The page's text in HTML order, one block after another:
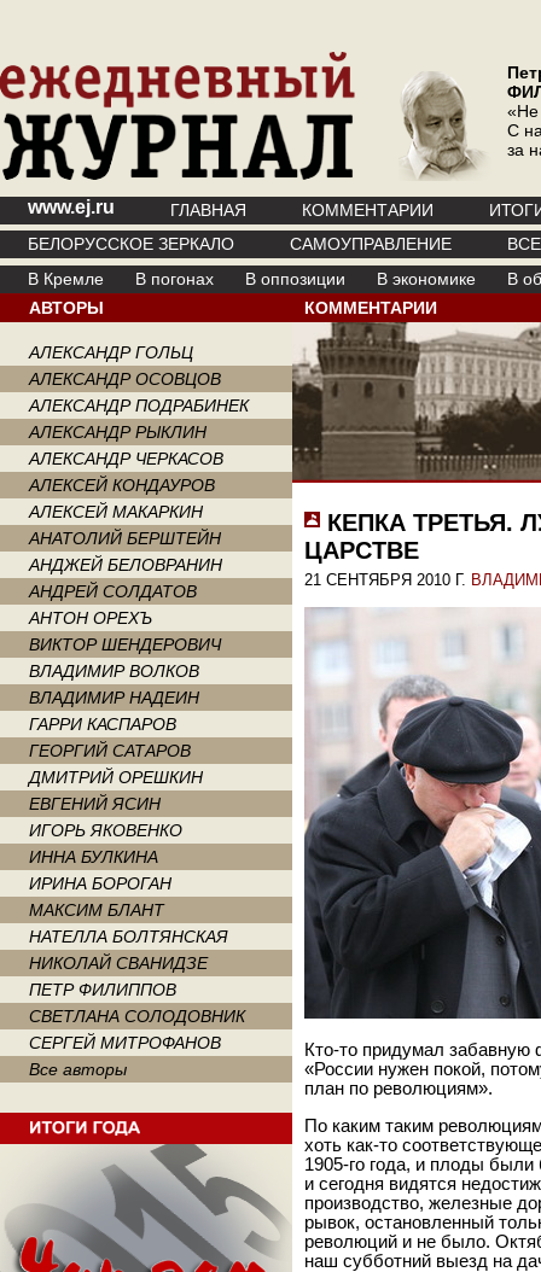
«Не
С
за
www.ej.ru ГЛАВНАЯ КОММЕНТАРИИ
БЕЛОРУССКОЕ ЗЕРКАЛО
САМОУПРАВЛЕНИЕ
В Кремле
В погонах В оппозиции В экономике
В
АВТОРЫ
АЛЕКСАНДР ГОЛЬЦ
АЛЕКСАНДР ОСОВЦОВ
АЛЕКСАНДР ПОДРАБИНЕК
АЛЕКСАНДР РЫКЛИН
АЛЕКСАНДР ЧЕРКАСОВ
АЛЕКСЕЙ КОНДАУРОВ
АЛЕКСЕЙ МАКАРКИН
АНАТОЛИЙ БЕРШТЕЙН
АНДЖЕЙ БЕЛОВРАНИН
АНДРЕЙ СОЛДАТОВ
АНТОН ОРЕХЪ
ВИКТОР ШЕНДЕРОВИЧ
ВЛАДИМИР ВОЛКОВ
ВЛАДИМИР НАДЕИН
ГАРРИ КАСПАРОВ
ГЕОРГИЙ САТАРОВ
ДМИТРИЙ ОРЕШКИН
ЕВГЕНИЙ ЯСИН
ИГОРЬ ЯКОВЕНКО
ИННА БУЛКИНА
ИРИНА БОРОГАН
МАКСИМ БЛАНТ
НАТЕЛЛА БОЛТЯНСКАЯ
НИКОЛАЙ СВАНИДЗЕ
ПЕТР ФИЛИППОВ
СВЕТЛАНА СОЛОДОВНИК
СЕРГЕЙ МИТРОФАНОВ
Все авторы
КОММЕНТАРИИ
КЕПКА ТРЕТЬЯ.
ЦАРСТВЕ
21 СЕНТЯБРЯ 2010 Г.
Кто-то придумал забавную
«России нужен покой,
план по революциям».
По каким таким
хоть как-то
1905-го года, и плоды
и сегодня видятся
производство, железные
рывок, остановленный
революций и не было.
наш субботний выезд на